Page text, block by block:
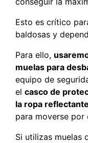
Esto es crítico
baldosas y
Para ello,
muelas para
equipo de
el casco de
la ropa reflectante
para moverse por
Si utilizas muelas